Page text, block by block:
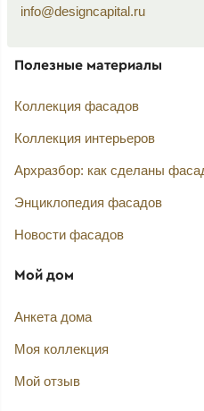
info@designcapital.ru
Полезные материалы
Коллекция фасадов
Коллекция интерьеров
Архразбор: как сделаны
Энциклопедия фасадов
Новости фасадов
Мой дом
Анкета дома
Моя коллекция
Мой отзыв